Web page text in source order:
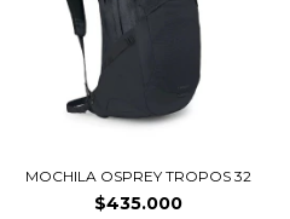
MOCHILA OSPREY TROPOS 32
$435.000